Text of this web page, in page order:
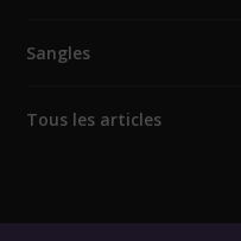
Sangles
Tous les articles